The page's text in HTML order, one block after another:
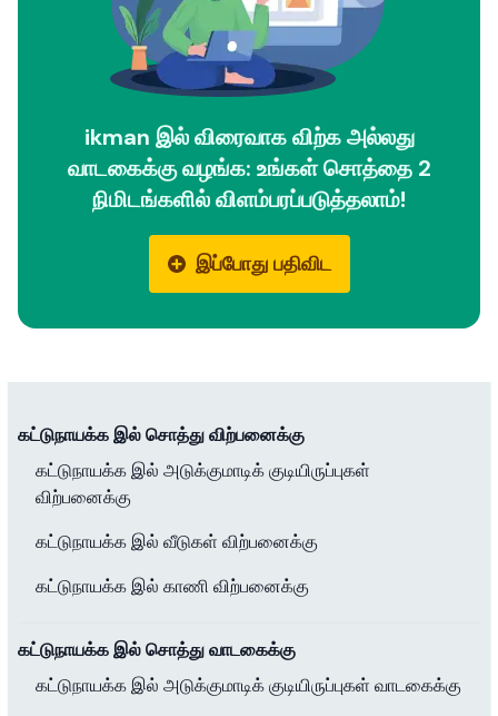
ikman இல் விரைவாக விற்க அல்லது
வாடகைக்கு வழங்க: உங்கள் சொத்தை 2
நிமிடங்களில் விளம்பரப்படுத்தலாம்!
இப்போது பதிவிட
கட்டுநாயக்க இல் சொத்து விற்பனைக்கு
கட்டுநாயக்க இல் அடுக்குமாடிக் குடியிருப்புகள்
விற்பனைக்கு
கட்டுநாயக்க இல் வீடுகள் விற்பனைக்கு
கட்டுநாயக்க இல் காணி விற்பனைக்கு
கட்டுநாயக்க இல் சொத்து வாடகைக்கு
கட்டுநாயக்க இல் அடுக்குமாடிக் குடியிருப்புகள் வாடகைக்கு